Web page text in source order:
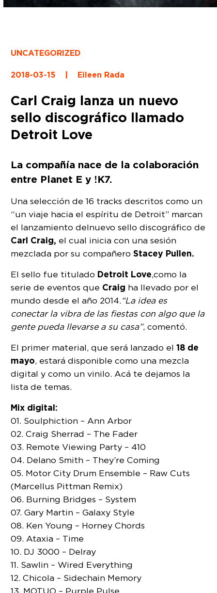
UNCATEGORIZED
2018-03-15 | Eileen Rada
Carl Craig lanza un nuevo
sello discográfico llamado
Detroit Love
La compañía nace de la colaboración
entre Planet E y !K7.
Una selección de 16 tracks descritos como un
“un viaje hacia el espíritu de Detroit” marcan
el lanzamiento del nuevo sello discográfico de
Carl Craig, el cual inicia con una sesión
mezclada por su compañero Stacey Pullen.
El sello fue titulado Detroit Love,como la
serie de eventos que Craig ha llevado por el
mundo desde el año 2014.“La idea es
conectar la vibra de las fiestas con algo que la
gente pueda llevarse a su casa”, comentó.
El primer material, que será lanzado el18 de
mayo, estará disponible como una mezcla
digital y como un vinilo. Acá te dejamos la
lista de temas.
Mix digital:
01. Soulphiction – Ann Arbor
02. Craig Sherrad – The Fader
03. Remote Viewing Party – 410
04. Delano Smith – They’re Coming
05. Motor City Drum Ensemble – Raw Cuts
(Marcellus Pittman Remix)
06. Burning Bridges – System
07. Gary Martin – Galaxy Style
08. Ken Young – Horney Chords
09. Ataxia – Time
10. DJ 3000 – Delray
11. Sawlin – Wired Everything
12. Chicola – Sidechain Memory